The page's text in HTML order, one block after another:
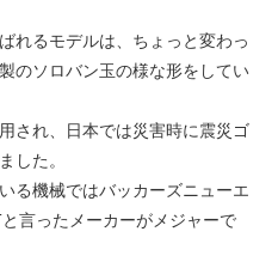
れるモデルは、ちょっと変わっ
のソロバン玉の様な形をしてい
され、日本では災害時に震災ゴ
した。
る機械ではバッカーズニューエ
言ったメーカーがメジャーで